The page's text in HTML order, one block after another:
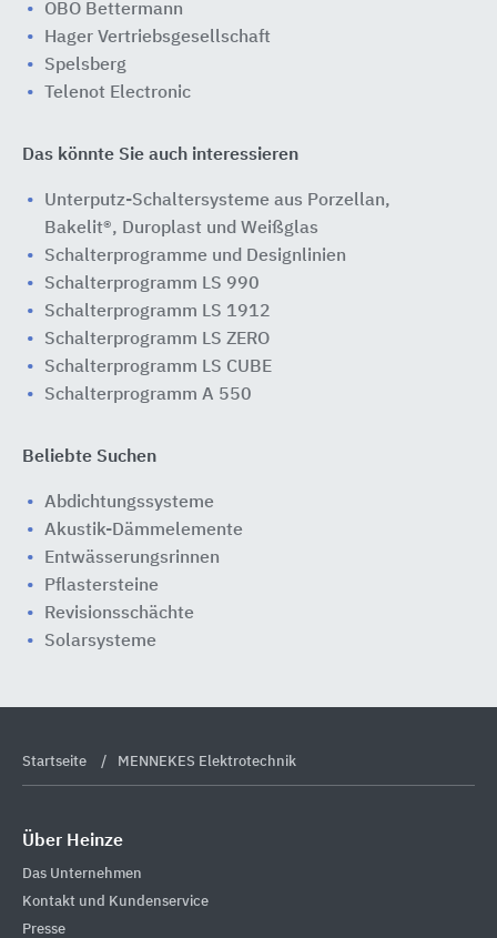
OBO Bettermann
Hager Vertriebsgesellschaft
Spelsberg
Telenot Electronic
Das könnte Sie auch interessieren
Unterputz-Schaltersysteme aus Porzellan,
Bakelit®, Duroplast und Weißglas
Schalterprogramme und Designlinien
Schalterprogramm LS 990
Schalterprogramm LS 1912
Schalterprogramm LS ZERO
Schalterprogramm LS CUBE
Schalterprogramm A 550
Beliebte Suchen
Abdichtungssysteme
Akustik-Dämmelemente
Entwässerungsrinnen
Pflastersteine
Revisionsschächte
Solarsysteme
Startseite MENNEKES Elektrotechnik
Über Heinze
Das Unternehmen
Kontakt und Kundenservice
Presse